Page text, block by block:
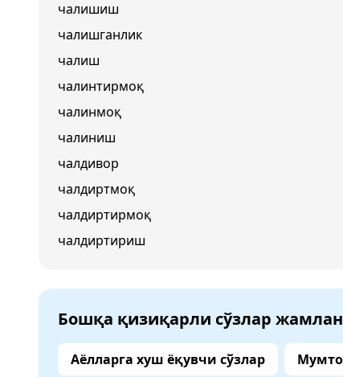
чалишиш
чалишганлик
чалиш
чалинтирмоқ
чалинмоқ
чалиниш
чалдивор
чалдиртмоқ
чалдиртирмоқ
чалдиртириш
Бошқа қизиқарли сўзлар
Аёлларга хуш ёқувчи сўзлар